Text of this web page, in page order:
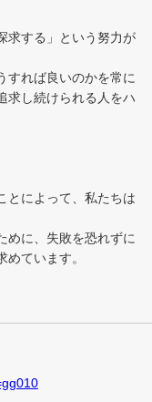
求する」という努力が
すれば良いのかを常に
求し続けられる人をハ
とによって、私たちは
めに、失敗を恐れずに
ています。